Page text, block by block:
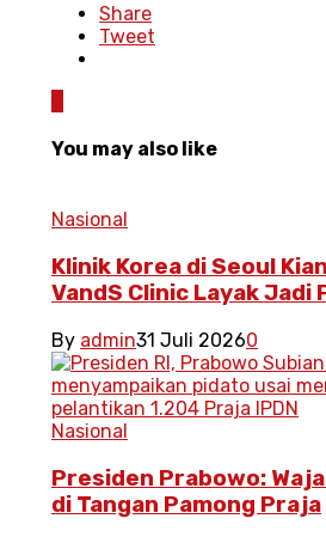
Share
Tweet
You may also like
Nasional
Klinik Korea di Seoul
VandS Clinic Layak Jadi
By admin31 Juli 20260
Nasional
Presiden Prabowo:
di Tangan Pamong Praja